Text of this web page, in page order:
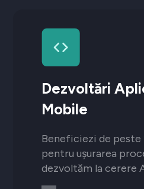
Dezvoltări
Mobile
Beneficiezi de peste
pentru ușurarea
dezvoltăm la cerere